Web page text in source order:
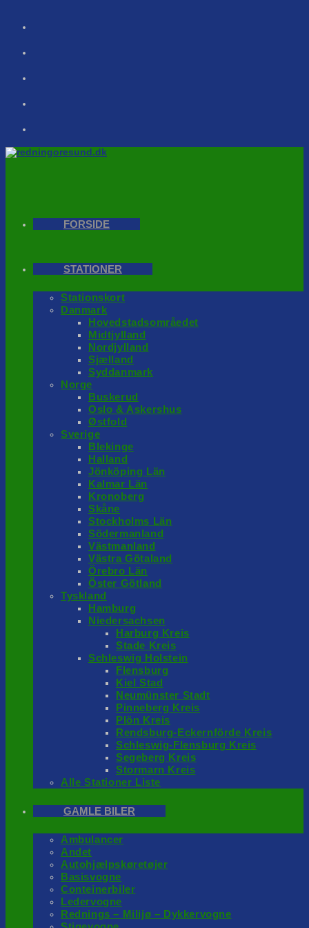
FORSIDE
STATIONER
Stationskort
Danmark
Hovedstadsområedet
Midtjylland
Nordjylland
Sjælland
Syddanmark
Norge
Buskerud
Oslo & Askershus
Østfold
Sverige
Blekinge
Halland
Jönköping Län
Kalmar Län
Kronoberg
Skåne
Stockholms Län
Södermanland
Västmanland
Västra Götaland
Örebro Län
Öster Götland
Tyskland
Hamburg
Niedersachsen
Harburg Kreis
Stade Kreis
Schleswig Holstein
Flensburg
Kiel Stad
Neumünster Stadt
Pinneberg Kreis
Plön Kreis
Rendsburg-Eckernförde Kreis
Schleswig-Flensburg Kreis
Segeberg Kreis
Stormarn Kreis
Alle Stationer Liste
GAMLE BILER
Ambulancer
Andet
Autohjælpskøretøjer
Basisvogne
Conteinerbiler
Ledervogne
Rednings – Milijø – Dykkervogne